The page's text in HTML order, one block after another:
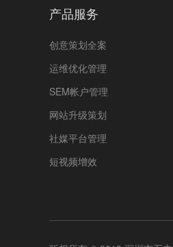
产品服务
创意策划全案
运维优化管理
SEM帐户管理
网站升级策划
社媒平台管理
短视频增效